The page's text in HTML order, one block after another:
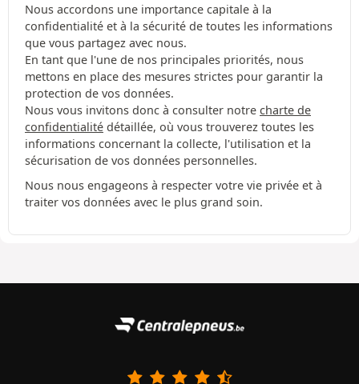
Nous accordons une importance capitale à la
confidentialité et à la sécurité de toutes les informations
que vous partagez avec nous.
En tant que l'une de nos principales priorités, nous
mettons en place des mesures strictes pour garantir la
protection de vos données.
Nous vous invitons donc à consulter notre charte de
confidentialité détaillée, où vous trouverez toutes les
informations concernant la collecte, l'utilisation et la
sécurisation de vos données personnelles.
Nous nous engageons à respecter votre vie privée et à
traiter vos données avec le plus grand soin.